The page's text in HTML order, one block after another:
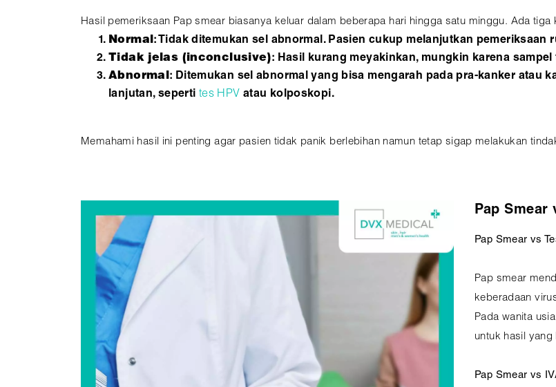
Hasil pemeriksaan Pap smear biasanya keluar dalam beberapa hari hingga satu minggu. Ada tiga
Normal: Tidak ditemukan sel abnormal. Pasien cukup melanjutkan pemeriksaan
Tidak jelas (inconclusive): Hasil kurang meyakinkan, mungkin karena
Abnormal: Ditemukan sel abnormal yang bisa mengarah pada pra-kanker atau
lanjutan, seperti tes HPV atau kolposkopi.
Memahami hasil ini penting agar pasien tidak panik berlebihan namun tetap sigap melakukan
Pap Smear
Pap Smear vs
Pap smear
keberadaan
Pada wanita
untuk hasil yang
Pap Smear vs